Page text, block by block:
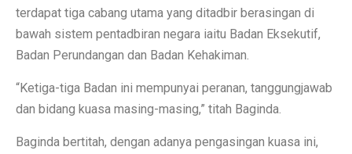
terdapat tiga cabang utama yang ditadbir berasingan di
bawah sistem pentadbiran negara iaitu Badan Eksekutif,
Badan Perundangan dan Badan Kehakiman.
“Ketiga-tiga Badan ini mempunyai peranan, tanggungjawab
dan bidang kuasa masing-masing,” titah Baginda.
Baginda bertitah, dengan adanya pengasingan kuasa ini,